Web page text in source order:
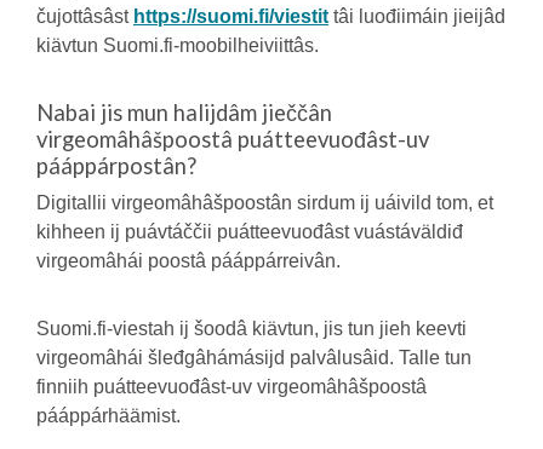
čujottâsâst https://suomi.fi/viestit tâi luođiimáin jieijâd
kiävtun Suomi.fi-moobilheiviittâs.
Nabai jis mun halijdâm jieččân
virgeomâhâšpoostâ puátteevuođâst-uv
pááppárpostân?
Digitallii virgeomâhâšpoostân sirdum ij uáivild tom, et
kihheen ij puávtáččii puátteevuođâst vuástáväldiđ
virgeomâhái poostâ pááppárreivân.
Suomi.fi-viestah ij šoodâ kiävtun, jis tun jieh keevti
virgeomâhái šleđgâhámásijd palvâlusâid. Talle tun
finniih puátteevuođâst-uv virgeomâhâšpoostâ
pááppárhäämist.